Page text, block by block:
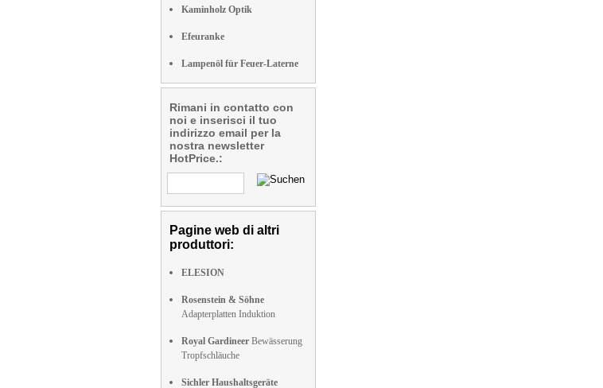
Kaminholz Optik
Efeuranke
Lampenöl für Feuer-Laterne
Rimani in contatto con
noi e inserisci il tuo
indirizzo email per la
nostra newsletter
HotPrice.:
Pagine web di altri
produttori:
ELESION
Rosenstein & Söhne
Adapterplatten Induktion
Royal Gardineer Bewässerung
Tropfschläuche
Sichler Haushaltsgeräte